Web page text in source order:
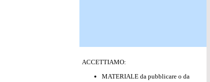
ACCETTIAMO:
MATERIALE da pubblicare o da